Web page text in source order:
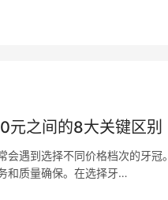
之间的8大关键区别
会遇到选择不同价格档次的牙
和质量确保。在选择牙…